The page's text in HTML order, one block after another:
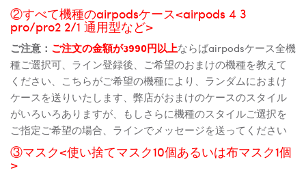
②すべて機種のairpodsケース<airpods 4 3
pro/pro2 2/1 通用型など>
ご注意： ご注文の金額が3990円以上ならばairpodsケース全機
種ご選択可、ライン登録後、ご希望のおまけの機種を教えて
ください、こちらがご希望の機種により、ランダムにおまけ
ケースを送りいたします、弊店がおまけのケースのスタイル
がいろいろありますが、もしさらに機種のスタイルご選択を
ご指定ご希望の場合、ラインでメッセージを送ってください
③マスク<使い捨てマスク10個あるいは布マスク1個
>